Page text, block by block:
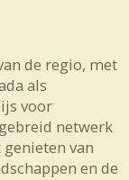
de regio, met
als
voor
netwerk
van
en de